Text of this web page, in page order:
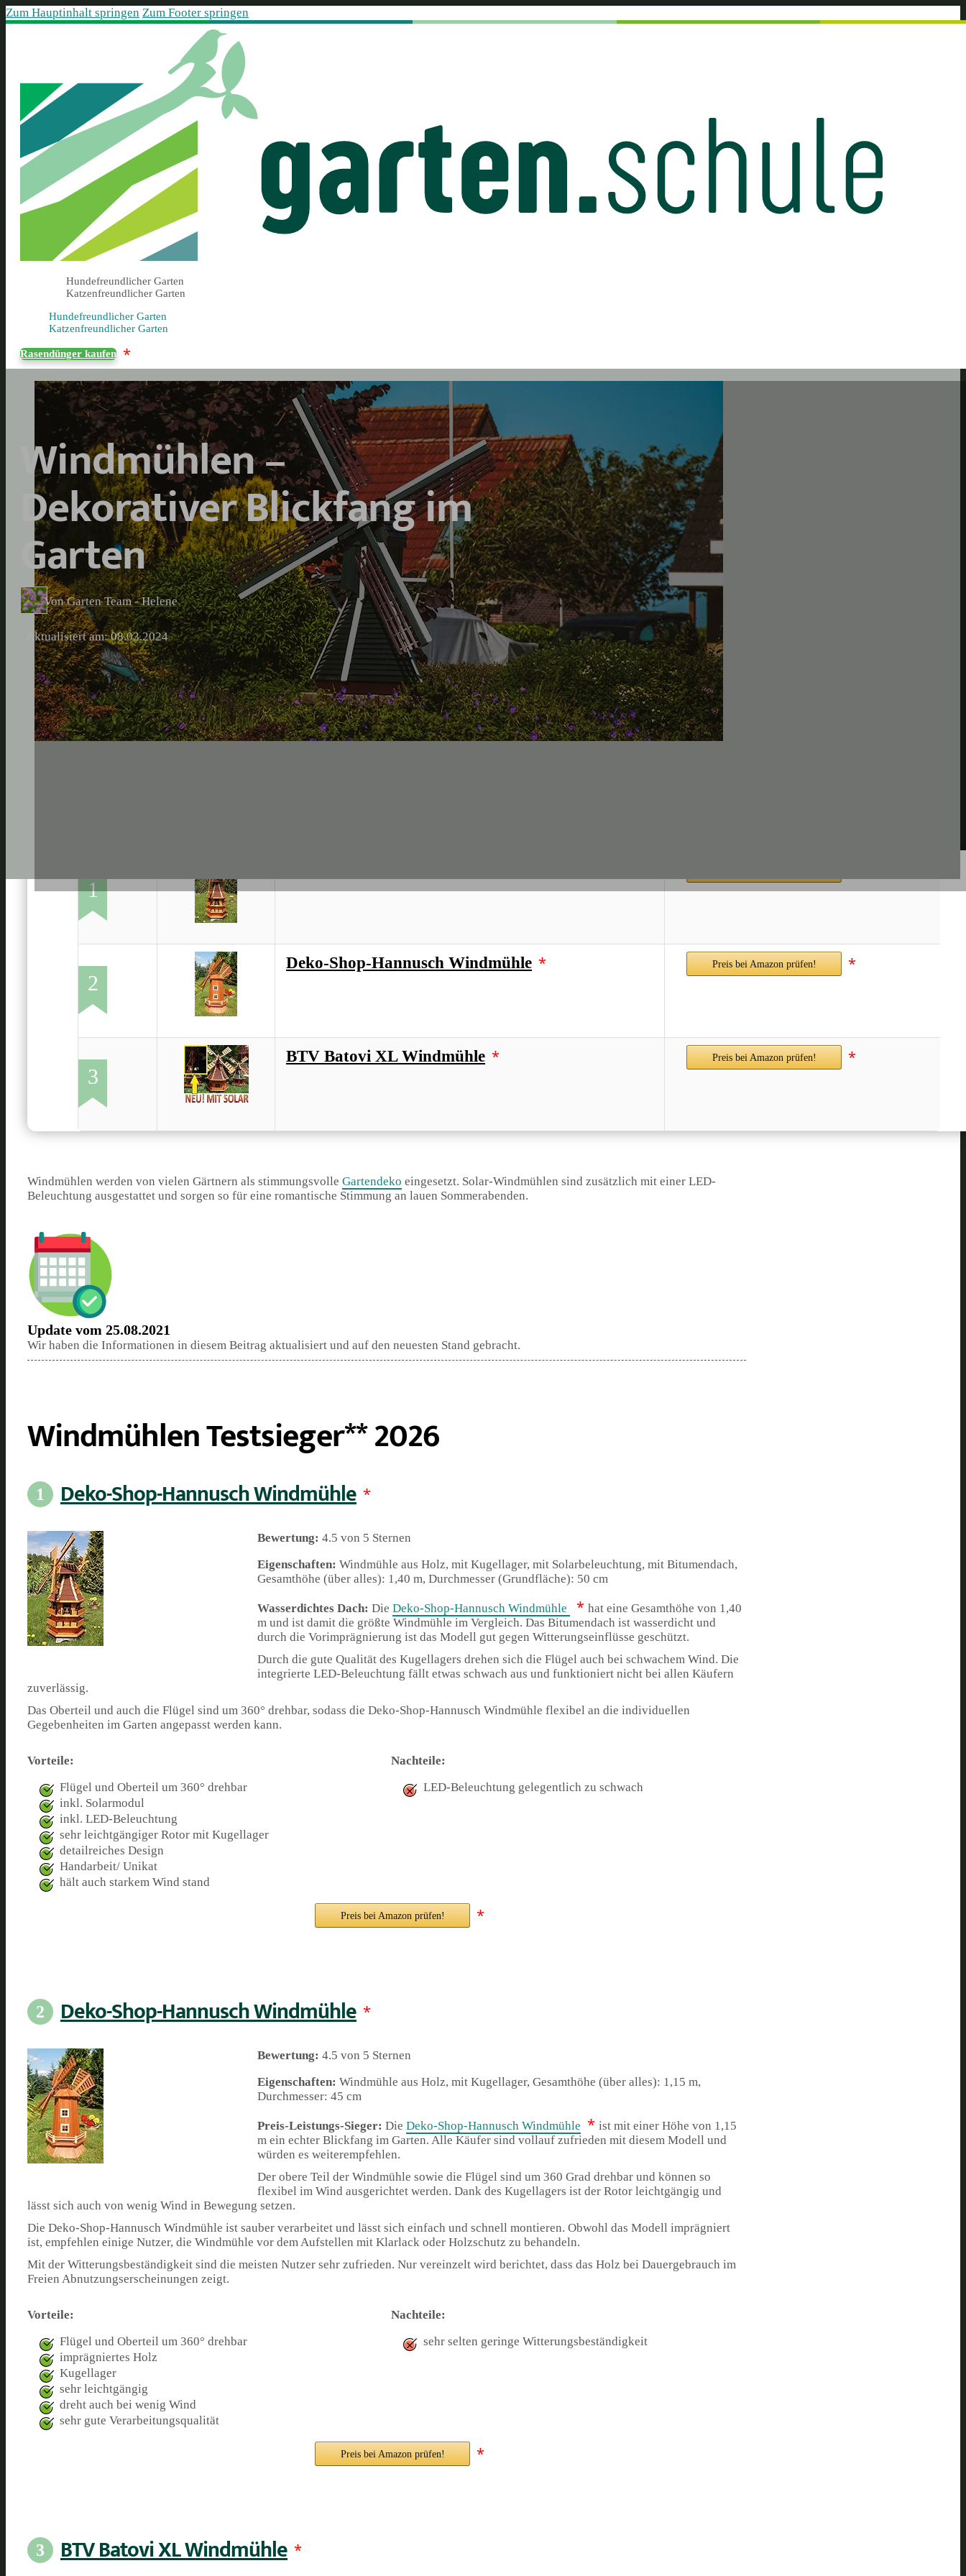
Zum Hauptinhalt springen Zum Footer springen
Hundefreundlicher Garten
Katzenfreundlicher Garten
Hundefreundlicher Garten
Katzenfreundlicher Garten
Rasendünger kaufen *
Windmühlen –
Dekorativer Blickfang im
Garten
Von Garten Team - Helene
Aktualisiert am: 08.03.2024
1
2
Deko-Shop-Hannusch Windmühle * Preis bei Amazon prüfen! *
3
BTV Batovi XL Windmühle * Preis bei Amazon prüfen! *
Windmühlen werden von vielen Gärtnern als stimmungsvolle Gartendeko eingesetzt. Solar-Windmühlen sind zusätzlich mit einer LED-
Beleuchtung ausgestattet und sorgen so für eine romantische Stimmung an lauen Sommerabenden.
Update vom 25.08.2021
Wir haben die Informationen in diesem Beitrag aktualisiert und auf den neuesten Stand gebracht.
Windmühlen Testsieger** 2026
1 Deko-Shop-Hannusch Windmühle *
Bewertung: 4.5 von 5 Sternen
Eigenschaften: Windmühle aus Holz, mit Kugellager, mit Solarbeleuchtung, mit Bitumendach,
Gesamthöhe (über alles): 1,40 m, Durchmesser (Grundfläche): 50 cm
Wasserdichtes Dach: Die Deko-Shop-Hannusch Windmühle * hat eine Gesamthöhe von 1,40
m und ist damit die größte Windmühle im Vergleich. Das Bitumendach ist wasserdicht und
durch die Vorimprägnierung ist das Modell gut gegen Witterungseinflüsse geschützt.
Durch die gute Qualität des Kugellagers drehen sich die Flügel auch bei schwachem Wind. Die
integrierte LED-Beleuchtung fällt etwas schwach aus und funktioniert nicht bei allen Käufern
zuverlässig.
Das Oberteil und auch die Flügel sind um 360° drehbar, sodass die Deko-Shop-Hannusch Windmühle flexibel an die individuellen
Gegebenheiten im Garten angepasst werden kann.
Vorteile:
Flügel und Oberteil um 360° drehbar
inkl. Solarmodul
inkl. LED-Beleuchtung
sehr leichtgängiger Rotor mit Kugellager
detailreiches Design
Handarbeit/ Unikat
hält auch starkem Wind stand
Nachteile:
LED-Beleuchtung gelegentlich zu schwach
Preis bei Amazon prüfen! *
2 Deko-Shop-Hannusch Windmühle *
Bewertung: 4.5 von 5 Sternen
Eigenschaften: Windmühle aus Holz, mit Kugellager, Gesamthöhe (über alles): 1,15 m,
Durchmesser: 45 cm
Preis-Leistungs-Sieger: Die Deko-Shop-Hannusch Windmühle * ist mit einer Höhe von 1,15
m ein echter Blickfang im Garten. Alle Käufer sind vollauf zufrieden mit diesem Modell und
würden es weiterempfehlen.
Der obere Teil der Windmühle sowie die Flügel sind um 360 Grad drehbar und können so
flexibel im Wind ausgerichtet werden. Dank des Kugellagers ist der Rotor leichtgängig und
lässt sich auch von wenig Wind in Bewegung setzen.
Die Deko-Shop-Hannusch Windmühle ist sauber verarbeitet und lässt sich einfach und schnell montieren. Obwohl das Modell imprägniert
ist, empfehlen einige Nutzer, die Windmühle vor dem Aufstellen mit Klarlack oder Holzschutz zu behandeln.
Mit der Witterungsbeständigkeit sind die meisten Nutzer sehr zufrieden. Nur vereinzelt wird berichtet, dass das Holz bei Dauergebrauch im
Freien Abnutzungserscheinungen zeigt.
Vorteile:
Flügel und Oberteil um 360° drehbar
imprägniertes Holz
Kugellager
sehr leichtgängig
dreht auch bei wenig Wind
sehr gute Verarbeitungsqualität
Nachteile:
sehr selten geringe Witterungsbeständigkeit
Preis bei Amazon prüfen! *
3 BTV Batovi XL Windmühle *